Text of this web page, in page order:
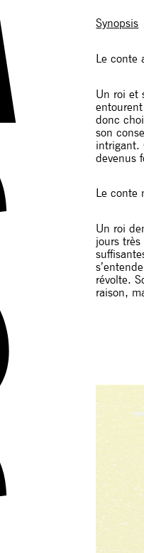
Synopsis
Le conte
Un roi et
donc
son
intrigant.
devenus
Le
Un roi
jours
révolte.
raison,